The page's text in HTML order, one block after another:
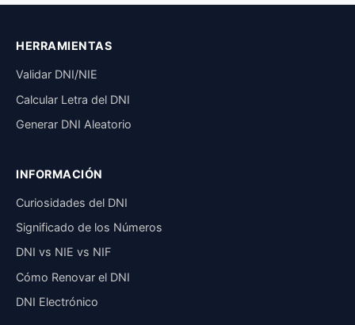
HERRAMIENTAS
Validar DNI/NIE
Calcular Letra del DNI
Generar DNI Aleatorio
INFORMACIÓN
Curiosidades del DNI
Significado de los Números
DNI vs NIE vs NIF
Cómo Renovar el DNI
DNI Electrónico